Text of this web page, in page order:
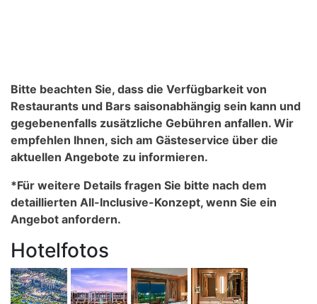
Bitte beachten Sie, dass die Verfügbarkeit von
Restaurants und Bars saisonabhängig sein kann und
gegebenenfalls zusätzliche Gebühren anfallen. Wir
empfehlen Ihnen, sich am Gästeservice über die
aktuellen Angebote zu informieren.
*Für weitere Details fragen Sie bitte nach dem
detaillierten All-Inclusive-Konzept, wenn Sie ein
Angebot anfordern.
Hotelfotos